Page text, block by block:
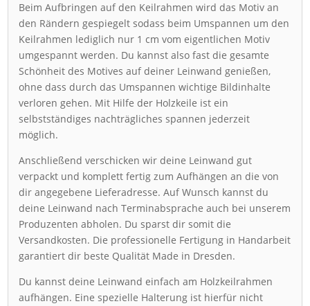
Beim Aufbringen auf den Keilrahmen wird das Motiv an
den Rändern gespiegelt sodass beim Umspannen um den
Keilrahmen lediglich nur 1 cm vom eigentlichen Motiv
umgespannt werden. Du kannst also fast die gesamte
Schönheit des Motives auf deiner Leinwand genießen,
ohne dass durch das Umspannen wichtige Bildinhalte
verloren gehen. Mit Hilfe der Holzkeile ist ein
selbstständiges nachträgliches spannen jederzeit
möglich.
Anschließend verschicken wir deine Leinwand gut
verpackt und komplett fertig zum Aufhängen an die von
dir angegebene Lieferadresse. Auf Wunsch kannst du
deine Leinwand nach Terminabsprache auch bei unserem
Produzenten abholen. Du sparst dir somit die
Versandkosten. Die professionelle Fertigung in Handarbeit
garantiert dir beste Qualität Made in Dresden.
Du kannst deine Leinwand einfach am Holzkeilrahmen
aufhängen. Eine spezielle Halterung ist hierfür nicht